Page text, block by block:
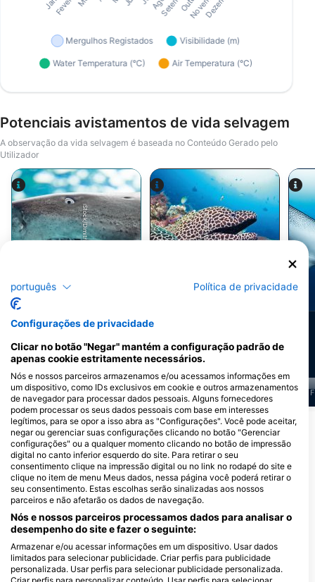
Potenciais avistamentos de vida selvagem
A observação da vida selvagem é baseada no Conteúdo Gerado pelo
Utilizador
iStock/Dimitrios Stefanidis
areia
99Avistamentos
J F M A M J J A S O N D
Alamy-WaterFrame
Moreia
J F M A M J J A S O N D F
Mostrar mais animais
Centros de mergulho que servem este
local de mergulho
ScubaXcursion, Aliwal Shoal
África Do Sul
português Política de privacidade
Configurações de privacidade
Clicar no botão "Negar" mantém a configuração padrão de
apenas cookie estritamente necessários.
Nós e nossos parceiros armazenamos e/ou acessamos informações em
um dispositivo, como IDs exclusivos em cookie e outros armazenamentos
de navegador para processar dados pessoais. Alguns fornecedores
podem processar os seus dados pessoais com base em interesses
legítimos, para se opor a isso abra as "Configurações". Você pode aceitar,
negar ou gerenciar suas configurações clicando no botão "Gerenciar
configurações" ou a qualquer momento clicando no botão de impressão
digital no canto inferior esquerdo do site. Para retirar o seu
consentimento clique na impressão digital ou no link no rodapé do site e
clique no item de menu Meus dados, nessa página você poderá retirar o
seu consentimento. Estas escolhas serão sinalizadas aos nossos
parceiros e não afetarão os dados de navegação.
Nós e nossos parceiros processamos dados para analisar o
desempenho do site e fazer o seguinte:
Armazenar e/ou acessar informações em um dispositivo. Usar dados
limitados para selecionar publicidade. Criar perfis para publicidade
personalizada. Usar perfis para selecionar publicidade personalizada.